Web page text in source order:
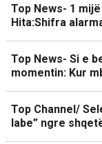
Top News- 1
Hita:Shifra
Top News- Si e
momentin: Kur
Top Channel/
labe” ngre